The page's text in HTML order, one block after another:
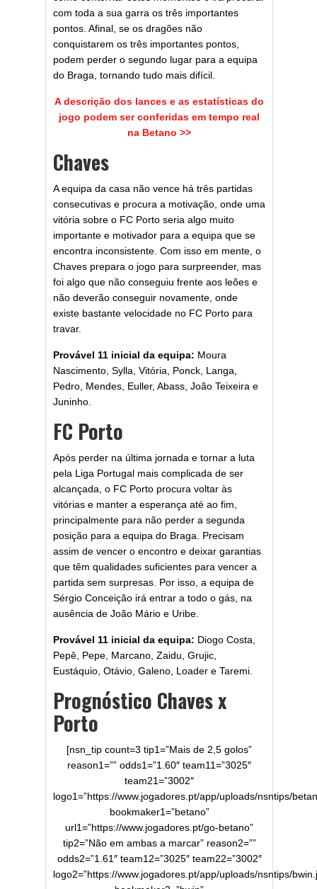
com toda a sua garra os três importantes
pontos. Afinal, se os dragões não
conquistarem os três importantes pontos,
podem perder o segundo lugar para a equipa
do Braga, tornando tudo mais difícil.
A descrição dos lances e as estatísticas do
jogo podem ser conferidas em tempo real
na Betano >>
Chaves
A equipa da casa não vence há três partidas
consecutivas e procura a motivação, onde uma
vitória sobre o FC Porto seria algo muito
importante e motivador para a equipa que se
encontra inconsistente. Com isso em mente, o
Chaves prepara o jogo para surpreender, mas
foi algo que não conseguiu frente aos leões e
não deverão conseguir novamente, onde
existe bastante velocidade no FC Porto para
travar.
Provável 11 inicial da equipa: Moura
Nascimento, Sylla, Vitória, Ponck, Langa,
Pedro, Mendes, Euller, Abass, João Teixeira e
Juninho.
FC Porto
Após perder na última jornada e tornar a luta
pela Liga Portugal mais complicada de ser
alcançada, o FC Porto procura voltar às
vitórias e manter a esperança até ao fim,
principalmente para não perder a segunda
posição para a equipa do Braga. Precisam
assim de vencer o encontro e deixar garantias
que têm qualidades suficientes para vencer a
partida sem surpresas. Por isso, a equipa de
Sérgio Conceição irá entrar a todo o gás, na
ausência de João Mário e Uribe.
Provável 11 inicial da equipa: Diogo Costa,
Pepê, Pepe, Marcano, Zaidu, Grujic,
Eustáquio, Otávio, Galeno, Loader e Taremi.
Prognóstico Chaves x
Porto
[nsn_tip count=3 tip1=”Mais de 2,5 golos”
reason1=”” odds1=”1.60″ team11=”3025″
team21=”3002″
logo1=”https://www.jogadores.pt/app/uploads/nsntips/
bookmaker1=”betano”
url1=”https://www.jogadores.pt/go-betano”
tip2=”Não em ambas a marcar” reason2=””
odds2=”1.61″ team12=”3025″ team22=”3002″
logo2=”https://www.jogadores.pt/app/uploads/nsntips/